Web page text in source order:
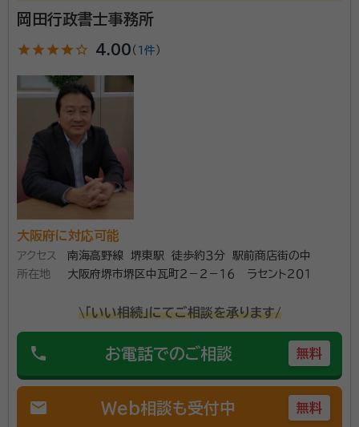
岡田行政書士事務所
star star star star star_outline 4.00 （ 1件 ）
大阪府に対応可能
アクセス
南海高野線 堺東駅 徒歩約３分 駅前商店街の中
所在地
大阪府堺市堺区中瓦町２－２－１６ ラセント２０１
\「いい相続」にてご相談を承ります/
phone お電話でのご相談 無料
mail Web相談も受付中 無料